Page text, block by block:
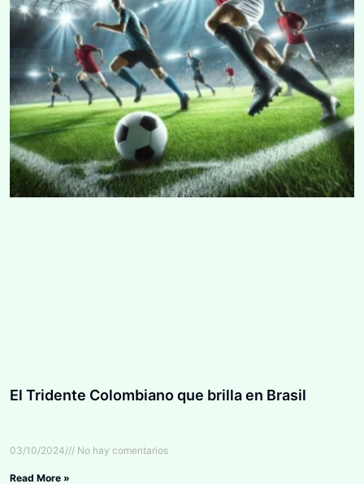
El Tridente Colombiano que brilla en Brasil
03/10/2024 No hay comentarios
Read More »